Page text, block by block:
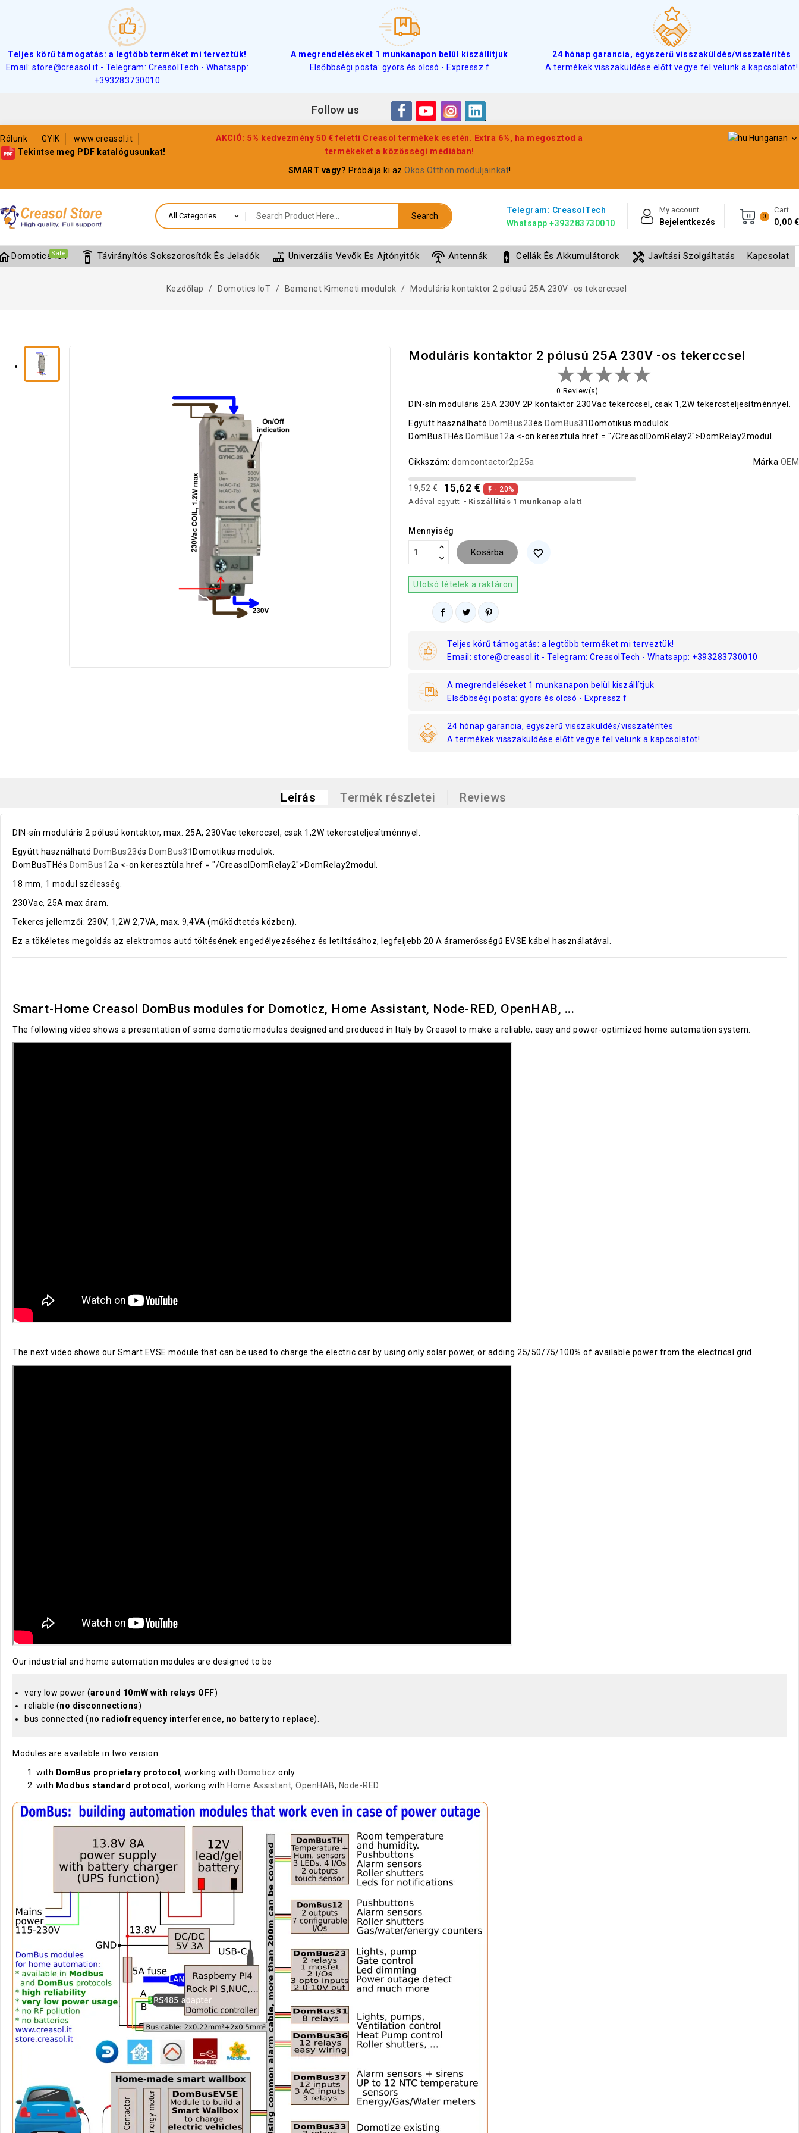
Teljes körű támogatás: a legtöbb terméket mi terveztük!
Email: store@creasol.it - Telegram: CreasolTech - Whatsapp:
+393283730010
A megrendeléseket 1 munkanapon belül kiszállítjuk
Elsőbbségi posta: gyors és olcsó - Expressz f
24 hónap garancia, egyszerű visszaküldés/visszatérítés
A termékek visszaküldése előtt vegye fel velünk a kapcsolatot!
Follow us
Rólunk GYIK
www.creasol.it
Tekintse meg PDF katalógusunkat!
AKCIÓ: 5% kedvezmény 50 € feletti Creasol termékek esetén. Extra 6%, ha megosztod a
termékeket a közösségi médiában!
SMART vagy? Próbálja ki az Okos Otthon moduljainkat!
Hungarian 
0
Cart
0,00 €
My account
Bejelentkezés
Telegram: CreasolTech
Whatsapp +393283730010
Search
Domotics IoT
Sale settings_remote Távirányítós Sokszorosítók És Jeladók router Univerzális Vevők És Ajtónyitók settings_input_antenna Antennák battery_charging_full Cellák És Akkumulátorok handyman Javítási Szolgáltatás Kapcsolat
Kezdőlap Domotics IoT Bemenet Kimeneti modulok Moduláris kontaktor 2 pólusú 25A 230V -os tekerccsel
Moduláris kontaktor 2 pólusú 25A 230V -os tekerccsel
0 Review(s)
DIN-sín moduláris 25A 230V 2P kontaktor 230Vac tekerccsel, csak 1,2W tekercsteljesítménnyel.
Együtt használható DomBus23és DomBus31 Domotikus modulok.
DomBusTHés DomBus12a <-on keresztüla href = "/CreasolDomRelay2">DomRelay2modul.
Márka OEM
Cikkszám: domcontactor2p25a
19,52 € 15,62 €  - 20%
Adóval együtt Kiszállítás 1 munkanap alatt
Mennyiség
Kosárba favorite_border
Utolsó tételek a raktáron
Teljes körű támogatás: a legtöbb terméket mi terveztük!
Email: store@creasol.it - Telegram: CreasolTech - Whatsapp: +393283730010
A megrendeléseket 1 munkanapon belül kiszállítjuk
Elsőbbségi posta: gyors és olcsó - Expressz f
24 hónap garancia, egyszerű visszaküldés/visszatérítés
A termékek visszaküldése előtt vegye fel velünk a kapcsolatot!
Leírás Termék részletei Reviews
DIN-sín moduláris 2 pólusú kontaktor, max. 25A, 230Vac tekerccsel, csak 1,2W tekercsteljesítménnyel.
Együtt használható DomBus23és DomBus31 Domotikus modulok.
DomBusTHés DomBus12a <-on keresztüla href = "/CreasolDomRelay2">DomRelay2modul.
18 mm, 1 modul szélesség.
230Vac, 25A max áram.
Tekercs jellemzői: 230V, 1,2W 2,7VA, max. 9,4VA (működtetés közben).
Ez a tökéletes megoldás az elektromos autó töltésének engedélyezéséhez és letiltásához, legfeljebb 20 A áramerősségű EVSE kábel használatával.
Smart-Home Creasol DomBus modules for Domoticz, Home Assistant, Node-RED, OpenHAB, ...
The following video shows a presentation of some domotic modules designed and produced in Italy by Creasol to make a reliable, easy and power-optimized home automation system.
The next video shows our Smart EVSE module that can be used to charge the electric car by using only solar power, or adding 25/50/75/100% of available power from the electrical grid.
Our industrial and home automation modules are designed to be
very low power (around 10mW with relays OFF)
reliable (no disconnections)
bus connected (no radiofrequency interference, no battery to replace).
Modules are available in two version:
with DomBus proprietary protocol , working with Domoticz only
with Modbus standard protocol , working with Home Assistant, OpenHAB, Node-RED